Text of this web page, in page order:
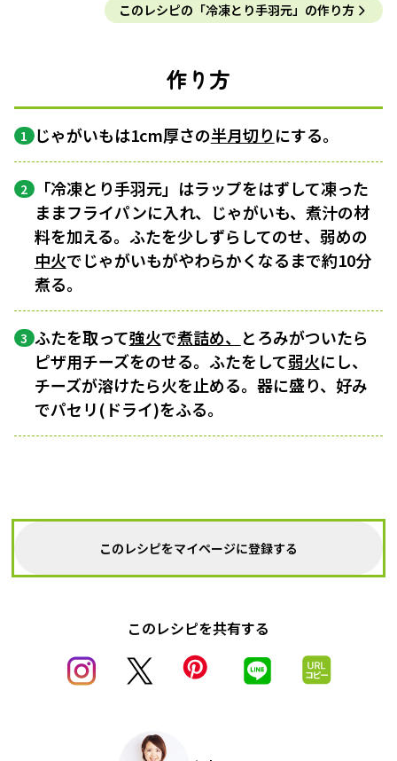
このレシピの「冷凍とり手羽元」の作り方
作り方
1 じゃがいもは1cm厚さの半月切りにする。
2 「冷凍とり手羽元」はラップをはずして凍った
ままフライパンに入れ、じゃがいも、煮汁の材
料を加える。ふたを少しずらしてのせ、弱めの
中火でじゃがいもがやわらかくなるまで約10分
煮る。
3 ふたを取って強火で煮詰め、 とろみがついたら
ピザ用チーズをのせる。ふたをして弱火にし、
チーズが溶けたら火を止める。器に盛り、好み
でパセリ(ドライ)をふる。
このレシピをマイページに登録する
このレシピを共有する